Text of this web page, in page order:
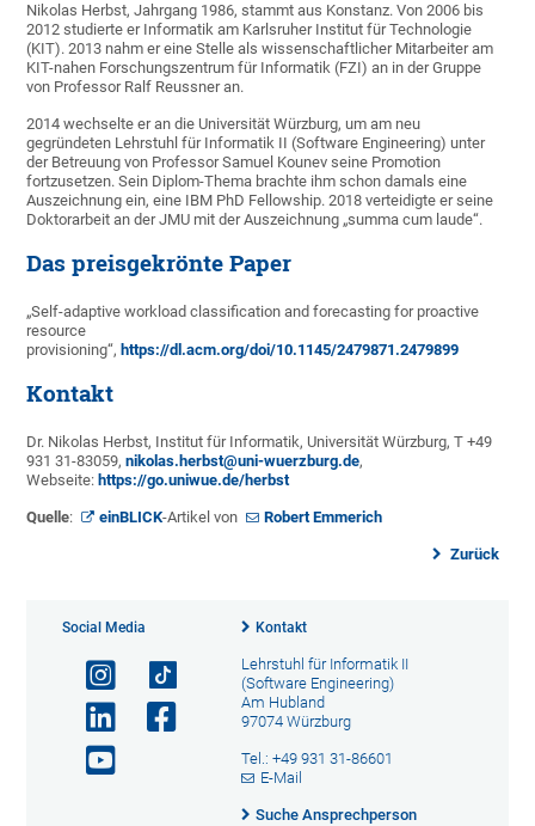
Nikolas Herbst, Jahrgang 1986, stammt aus Konstanz. Von 2006 bis
2012 studierte er Informatik am Karlsruher Institut für Technologie
(KIT). 2013 nahm er eine Stelle als wissenschaftlicher Mitarbeiter am
KIT-nahen Forschungszentrum für Informatik (FZI) an in der Gruppe
von Professor Ralf Reussner an.
2014 wechselte er an die Universität Würzburg, um am neu
gegründeten Lehrstuhl für Informatik II (Software Engineering) unter
der Betreuung von Professor Samuel Kounev seine Promotion
fortzusetzen. Sein Diplom-Thema brachte ihm schon damals eine
Auszeichnung ein, eine IBM PhD Fellowship. 2018 verteidigte er seine
Doktorarbeit an der JMU mit der Auszeichnung „summa cum laude“.
Das preisgekrönte Paper
„Self-adaptive workload classification and forecasting for proactive
resource
provisioning“, https://dl.acm.org/doi/10.1145/2479871.2479899
Kontakt
Dr. Nikolas Herbst, Institut für Informatik, Universität Würzburg, T +49
931 31-83059,nikolas.herbst@uni-wuerzburg.de,
Webseite: https://go.uniwue.de/herbst
Quelle: einBLICK-Artikel von Robert Emmerich
Zurück
Social Media Kontakt
Lehrstuhl für Informatik II
(Software Engineering)
Am Hubland
97074 Würzburg
Tel.: +49 931 31-86601
E-Mail
Suche Ansprechperson